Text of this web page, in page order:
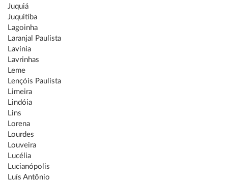
Juquiá
Juquitiba
Lagoinha
Laranjal Paulista
Lavínia
Lavrinhas
Leme
Lençóis Paulista
Limeira
Lindóia
Lins
Lorena
Lourdes
Louveira
Lucélia
Lucianópolis
Luís Antônio